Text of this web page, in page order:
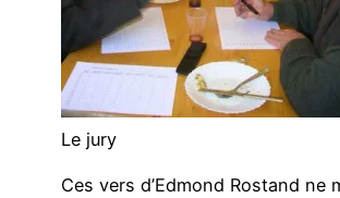
Le jury
Ces vers d’Edmond Rostand ne